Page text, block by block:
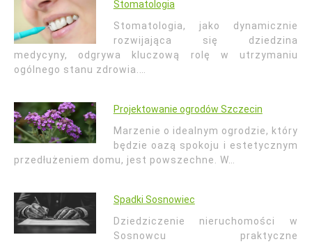
Stomatologia
Stomatologia, jako dynamicznie
rozwijająca się dziedzina
medycyny, odgrywa kluczową rolę w utrzymaniu
ogólnego stanu zdrowia.…
Projektowanie ogrodów Szczecin
Marzenie o idealnym ogrodzie, który
będzie oazą spokoju i estetycznym
przedłużeniem domu, jest powszechne. W…
Spadki Sosnowiec
Dziedziczenie nieruchomości w
Sosnowcu praktyczne